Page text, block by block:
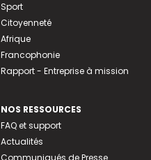
Sport
Citoyenneté
Afrique
Francophonie
Rapport - Entreprise à mission
NOS RESSOURCES
FAQ et support
Actualités
Communiqués de Presse